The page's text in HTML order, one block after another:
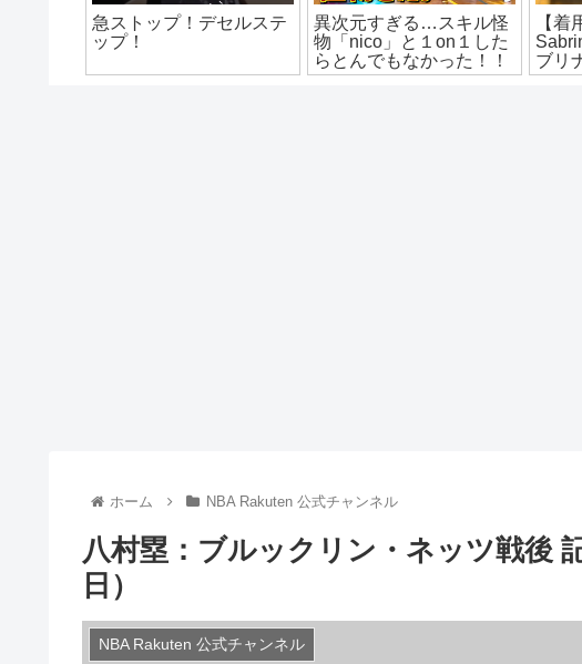
Pistol Pass🔫🔫🔫🔫🔫
#basketball #kyonosuke
ローポスト攻め方3選
カー
人に
トの
ホーム NBA Rakuten 公式チャンネル
八村塁：ブルックリン・ネッツ戦後
日）
NBA Rakuten 公式チャンネル